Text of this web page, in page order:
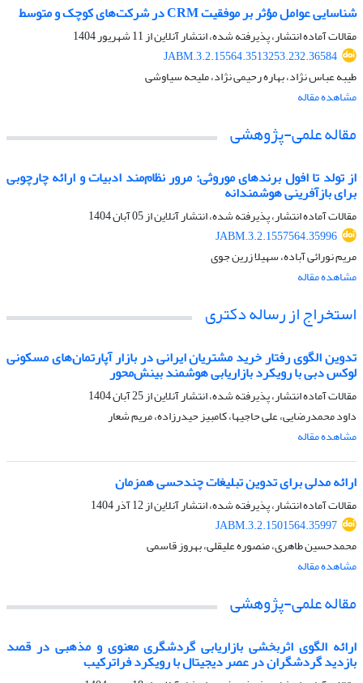
شناسایی عوامل مؤثر بر موفقیت CRM در شرکت‌های کوچک و متوسط
مقالات آماده انتشار، پذیرفته شده، انتشار آنلاین از11 شهریور 1404
JABM.3.2.15564.3513253.232.36584
طیبه عباس نژاد، بهاره رحیمی نژاد، ملیحه سیاوشی
مشاهده مقاله
مقاله علمی-پژوهشی
از تولد تا افول برندهای موروثی: مرور نظام‌مند ادبیات و ارائه چارچوبی
برای بازآفرینی هوشمندانه
مقالات آماده انتشار، پذیرفته شده، انتشار آنلاین از05 آبان 1404
JABM.3.2.1557564.35996
مریم نورائی آباده، سهیلا زرین جوی
مشاهده مقاله
استخراج از رساله دکتری
تدوین الگوی رفتار خرید مشتریان ایرانی در بازار آپارتمان‌های مسکونی
لوکس دبی با رویکرد بازاریابی هوشمند بینش‌‏محور
مقالات آماده انتشار، پذیرفته شده، انتشار آنلاین از25 آبان 1404
داود محمدرضایی، علی حاجیها، کامبیز حیدرزاده، مریم شعار
مشاهده مقاله
ارائه مدلی برای تدوین تبلیغات چندحسی همزمان
مقالات آماده انتشار، پذیرفته شده، انتشار آنلاین از12 آذر 1404
JABM.3.2.1501564.35997
محمدحسین طاهری، منصوره علیقلی، بهروز قاسمی
مشاهده مقاله
مقاله علمی-پژوهشی
ارائه الگوی اثربخشی بازاریابی گردشگری معنوی و مذهبی در قصد
بازدید گردشگران در عصر دیجیتال با رویکرد فراترکیب